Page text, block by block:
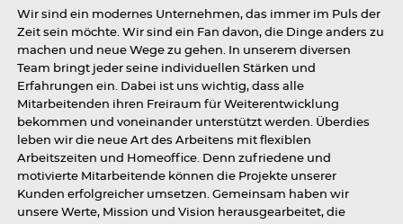
Wir sind ein modernes Unternehmen, das immer im Puls der
Zeit sein möchte. Wir sind ein Fan davon, die Dinge anders zu
machen und neue Wege zu gehen. In unserem diversen
Team bringt jeder seine individuellen Stärken und
Erfahrungen ein. Dabei ist uns wichtig, dass alle
Mitarbeitenden ihren Freiraum für Weiterentwicklung
bekommen und voneinander unterstützt werden. Überdies
leben wir die neue Art des Arbeitens mit flexiblen
Arbeitszeiten und Homeoffice. Denn zufriedene und
motivierte Mitarbeitende können die Projekte unserer
Kunden erfolgreicher umsetzen. Gemeinsam haben wir
unsere Werte, Mission und Vision herausgearbeitet, die